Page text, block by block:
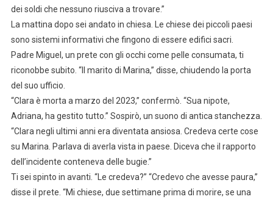
dei soldi che nessuno riusciva a trovare.”
La mattina dopo sei andato in chiesa. Le chiese dei piccoli paesi
sono sistemi informativi che fingono di essere edifici sacri.
Padre Miguel, un prete con gli occhi come pelle consumata, ti
riconobbe subito. “Il marito di Marina,” disse, chiudendo la porta
del suo ufficio.
“Clara è morta a marzo del 2023,” confermò. “Sua nipote,
Adriana, ha gestito tutto.” Sospirò, un suono di antica stanchezza.
“Clara negli ultimi anni era diventata ansiosa. Credeva certe cose
su Marina. Parlava di averla vista in paese. Diceva che il rapporto
dell’incidente conteneva delle bugie.”
Ti sei spinto in avanti. “Le credeva?” “Credevo che avesse paura,”
disse il prete. “Mi chiese, due settimane prima di morire, se una